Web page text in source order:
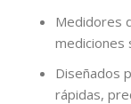
Medidores
mediciones
Diseñados
rápidas,